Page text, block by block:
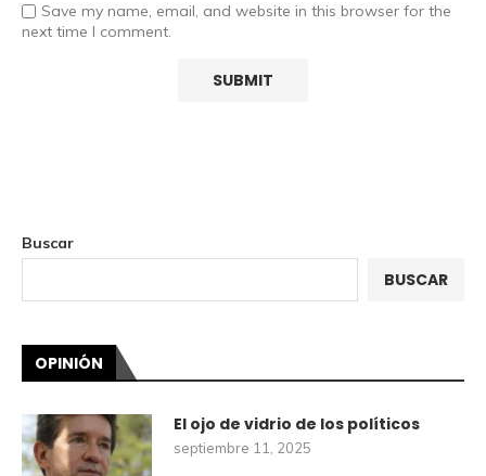
Save my name, email, and website in this browser for the
next time I comment.
Buscar
BUSCAR
OPINIÓN
El ojo de vidrio de los políticos
septiembre 11, 2025